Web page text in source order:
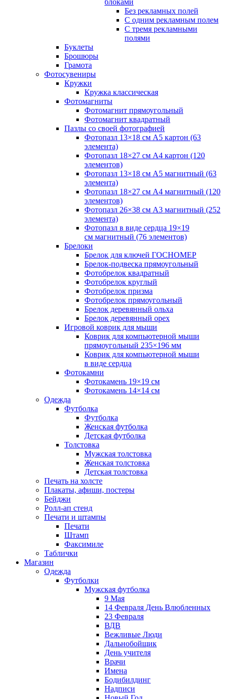
Без рекламных полей
С одним рекламным полем
С тремя рекламными
полями
Буклеты
Брошюры
Грамота
Фотосувениры
Кружки
Кружка классическая
Фотомагниты
Фотомагнит прямоугольный
Фотомагнит квадратный
Пазлы со своей фотографией
Фотопазл 13×18 см А5 картон (63
элемента)
Фотопазл 18×27 см А4 картон (120
элементов)
Фотопазл 13×18 см А5 магнитный (63
элемента)
Фотопазл 18×27 см А4 магнитный (120
элементов)
Фотопазл 26×38 см А3 магнитный (252
элемента)
Фотопазл в виде сердца 19×19
см магнитный (76 элементов)
Брелоки
Брелок для ключей ГОСНОМЕР
Брелок-подвеска прямоугольный
Фотобрелок квадратный
Фотобрелок круглый
Фотобрелок призма
Фотобрелок прямоугольный
Брелок деревянный ольха
Брелок деревянный орех
Игровой коврик для мыши
Коврик для компьютерной мыши
прямоугольный 235×196 мм
Коврик для компьютерной мыши
в виде сердца
Фотокамни
Фотокамень 19×19 см
Фотокамень 14×14 см
Одежда
Футболка
Футболка
Женская футболка
Детская футболка
Толстовка
Мужская толстовка
Женская толстовка
Детская толстовка
Печать на холсте
Плакаты, афиши, постеры
Бейджи
Ролл-ап стенд
Печати и штампы
Печати
Штамп
Факсимиле
Таблички
Магазин
Одежда
Футболки
Мужская футболка
9 Мая
14 Февраля День Влюбленных
23 Февраля
ВДВ
Вежливые Люди
Дальнобойщик
День учителя
Врачи
Имена
Бодибилдинг
Надписи